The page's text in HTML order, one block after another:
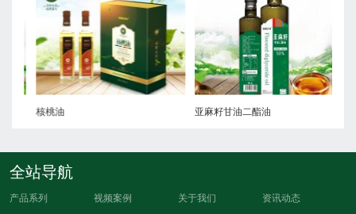
有机亚麻籽油 火麻油
全站导航
产品系列 视频案例 关于我们
资讯动态